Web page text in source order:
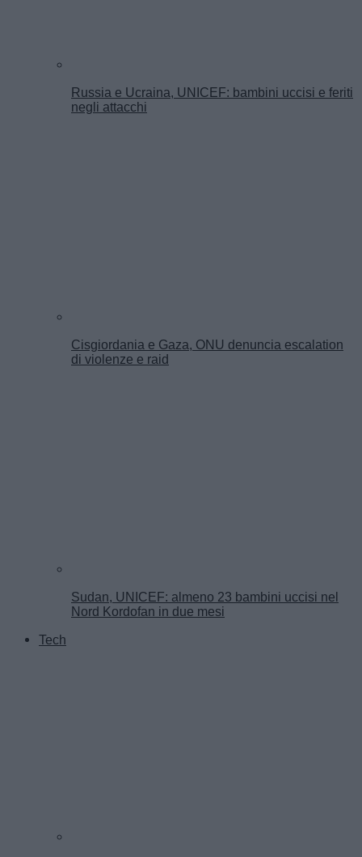
Russia e Ucraina, UNICEF: bambini uccisi e feriti
negli attacchi
Cisgiordania e Gaza, ONU denuncia escalation
di violenze e raid
Sudan, UNICEF: almeno 23 bambini uccisi nel
Nord Kordofan in due mesi
Tech